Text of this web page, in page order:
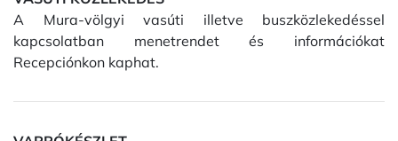
A Mura-völgyi vasúti illetve buszközlekedéssel
kapcsolatban menetrendet és információkat
Recepciónkon kaphat.